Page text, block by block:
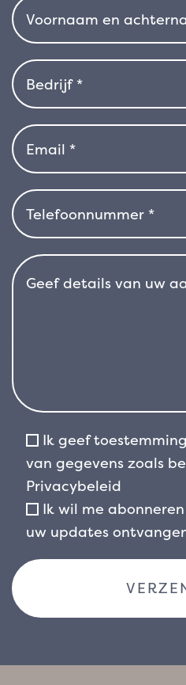
Ik geef
van gegevens zoals
Privacybeleid
Ik wil me
uw updates